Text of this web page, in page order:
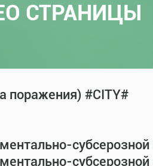
СТРАНИЦЫ
поражения) #CITY#